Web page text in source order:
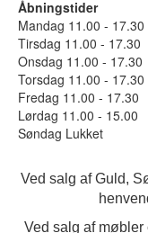
Åbningstider
Mandag 11.00 - 17.30
Tirsdag 11.00 - 17.30
Onsdag 11.00 - 17.30
Torsdag 11.00 - 17.30
Fredag 11.00 - 17.30
Lørdag 11.00 - 15.00
Søndag Lukket
Ved salg af Guld,
Ved salg af